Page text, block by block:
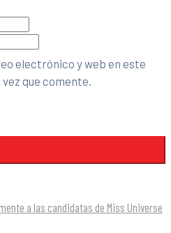
electrónico y web en este
que comente.
a las candidatas de Miss Universe